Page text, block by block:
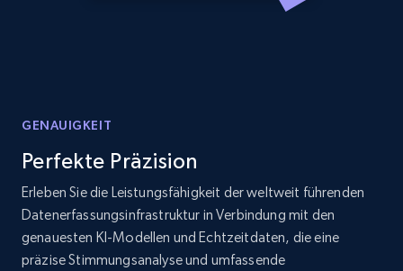
Amazon products global dataset - Collects
price, Currency, Availability, Reviews count, and
more.
2.1K+ 375+ Jetzt anfangen
GENAUIGKEIT
Perfekte Präzision
Erleben Sie die Leistungsfähigkeit der weltweit führenden
Datenerfassungsinfrastruktur in Verbindung mit den
genauesten KI-Modellen und Echtzeitdaten, die eine
präzise Stimmungsanalyse und umfassende